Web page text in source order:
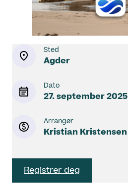
Sted
Agder
Dato
27. september 2025
Arrangør
Kristian Kristensen
Registrer deg